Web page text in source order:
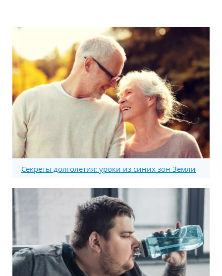
Секреты долголетия: уроки из синих зон Земли